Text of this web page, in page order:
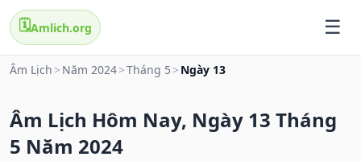
🗓️Amlich.org
Âm Lịch > Năm 2024>Tháng 5 > Ngày 13
Âm Lịch Hôm Nay, Ngày 13 Tháng
5 Năm 2024